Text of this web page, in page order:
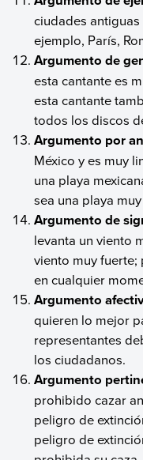
ciudades
ejemplo, París,
Argumento de
esta cantante es
esta cantante
todos los discos
Argumento por
México y es muy
una playa
sea una playa
Argumento de
levanta un viento
viento muy
en cualquier
Argumento
quieren lo mejor
representantes
los ciudadanos.
Argumento
prohibido cazar
peligro de
peligro de